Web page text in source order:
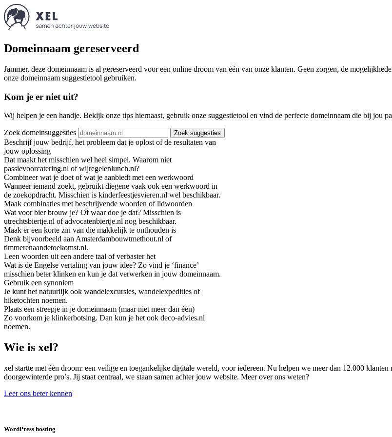
Domeinnaam gereserveerd
Jammer, deze domeinnaam is al gereserveerd voor een online droom van één van onze klanten. Geen zorgen, de
onze domeinnaam suggestietool gebruiken.
Kom je er niet uit?
Wij helpen je een handje. Bekijk onze tips hiernaast, gebruik onze suggestietool en vind de perfecte domeinnaam die bij jou
Zoek domeinsuggesties Zoek suggesties
Beschrijf jouw bedrijf, het probleem dat je oplost of de resultaten van
jouw oplossing
Dat maakt het misschien wel heel simpel. Waarom niet
passievoorcatering.nl of wijregelenlunch.nl?
Combineer wat je doet of wat je aanbiedt met een werkwoord
Wanneer iemand zoekt, gebruikt diegene vaak ook een werkwoord in
de zoekopdracht. Misschien is kinderfeestjesvieren.nl wel beschikbaar.
Maak combinaties met beschrijvende woorden of lidwoorden
Wat voor bier brouw je? Of waar doe je dat? Misschien is
utrechtsbiertje.nl of advocatenbiertje.nl nog beschikbaar.
Maak er een korte zin van die makkelijk te onthouden is
Denk bijvoorbeeld aan Amsterdambouwtmethout.nl of
timmerenaandetoekomst.nl.
Leen woorden uit een andere taal of verbaster het
Wat is de Engelse vertaling van jouw idee? Zo vind je ‘finance’
misschien beter klinken en kun je dat verwerken in jouw domeinnaam.
Gebruik een synoniem
Je kunt het natuurlijk ook wandelexcursies, wandelexpedities of
hiketochten noemen.
Plaats een streepje in je domeinnaam (maar niet meer dan één)
Zo voorkom je klinkerbotsing. Dan kun je het ook deco-advies.nl
noemen.
Wie is xel?
xel startte met één droom: een veilige en toegankelijke digitale wereld, voor iedereen. Nu helpen we meer dan 12.000
doorgewinterde pro’s. Jij staat centraal, we staan samen achter jouw website. Meer over ons weten?
Leer ons beter kennen
WordPress hosting